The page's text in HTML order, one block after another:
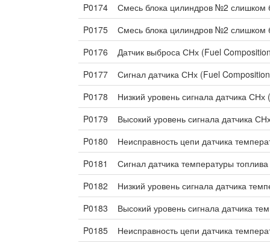
P0174
Смесь блока цилиндров №2 слишком
P0175
Смесь блока цилиндров №2 слишком
P0176
Датчик выброса СНх (Fuel
P0177
Сигнал датчика СНх (Fuel
P0178
Низкий уровень сигнала датчика
P0179
Высокий уровень сигнала датчика
P0180
Неисправность цепи датчика
P0181
Сигнал датчика температуры
P0182
Низкий уровень сигнала датчика
P0183
Высокий уровень сигнала датчика
P0185
Неисправность цепи датчика